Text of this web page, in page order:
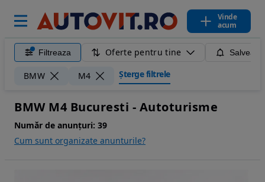
Vinde
acum
Filtreaza Oferte pentru tine
BMW M4 Șterge filtrele
BMW M4 Bucuresti - Autoturisme
Număr de anunțuri: 39
Cum sunt organizate anunturile?